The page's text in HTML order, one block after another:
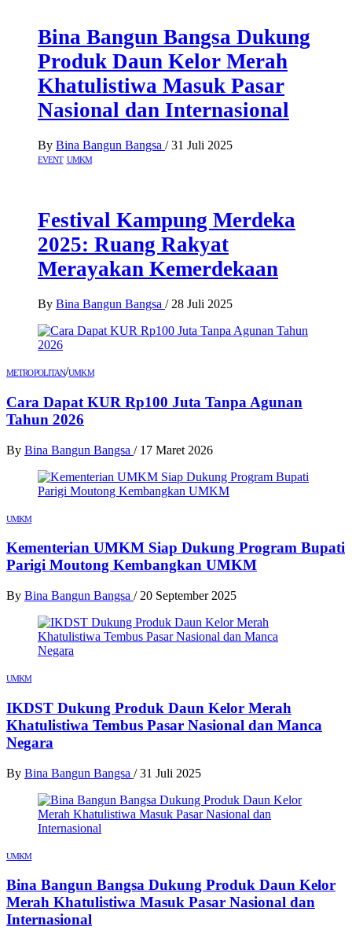
Bina Bangun Bangsa Dukung
Produk Daun Kelor Merah
Khatulistiwa Masuk Pasar
Nasional dan Internasional
By Bina Bangun Bangsa / 31 Juli 2025
EVENT UMKM
Festival Kampung Merdeka
2025: Ruang Rakyat
Merayakan Kemerdekaan
By Bina Bangun Bangsa / 28 Juli 2025
METROPOLITAN/UMKM
Cara Dapat KUR Rp100 Juta Tanpa Agunan
Tahun 2026
By Bina Bangun Bangsa / 17 Maret 2026
UMKM
Kementerian UMKM Siap Dukung Program Bupati
Parigi Moutong Kembangkan UMKM
By Bina Bangun Bangsa / 20 September 2025
UMKM
IKDST Dukung Produk Daun Kelor Merah
Khatulistiwa Tembus Pasar Nasional dan Manca
Negara
By Bina Bangun Bangsa / 31 Juli 2025
UMKM
Bina Bangun Bangsa Dukung Produk Daun Kelor
Merah Khatulistiwa Masuk Pasar Nasional dan
Internasional